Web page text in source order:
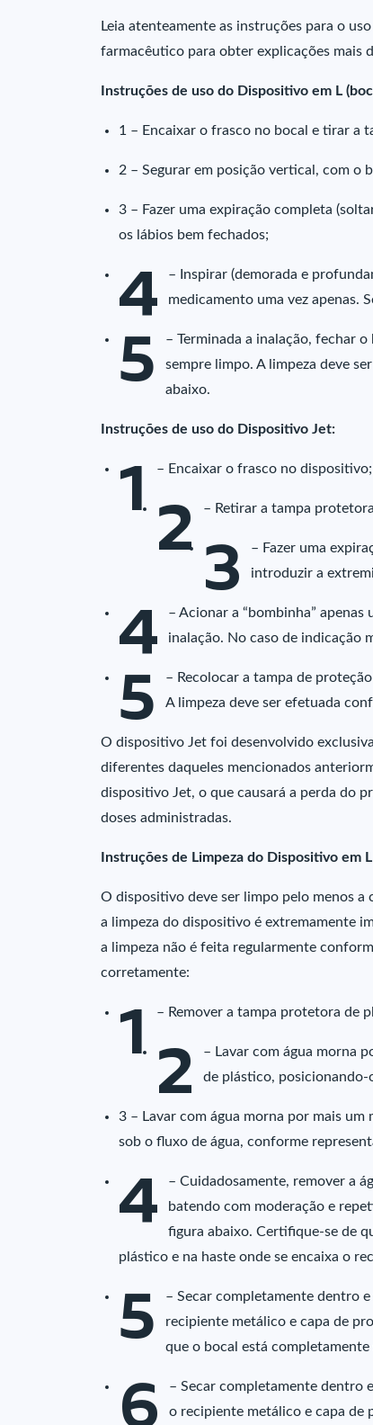
Leia atenteamente as instruções para o
farmacêutico para obter explicações mais
Instruções de uso do Dispositivo em L
1 – Encaixar o frasco no bocal e tirar a
2 – Segurar em posição vertical, com o
3 – Fazer uma expiração completa
os lábios bem fechados;
4
– Inspirar (demorada e
medicamento uma vez apenas.
5
– Terminada a inalação, fechar
sempre limpo. A limpeza deve
abaixo.
Instruções de uso do Dispositivo Jet:
1 – Encaixar o frasco no dispositivo;
2 – Retirar a tampa
3
– Fazer uma
introduzir a
4
– Acionar a “bombinha” apenas
inalação. No caso de indicação
5
– Recolocar a tampa de
A limpeza deve ser efetuada
O dispositivo Jet foi desenvolvido
diferentes daqueles mencionados
dispositivo Jet, o que causará a perda do
doses administradas.
Instruções de Limpeza do Dispositivo em
O dispositivo deve ser limpo pelo menos
a limpeza do dispositivo é extremamente
a limpeza não é feita regularmente
corretamente:
1 – Remover a tampa protetora de
2
– Lavar com água morna
de plástico, posicionando-
3 – Lavar com água morna por mais
sob o fluxo de água, conforme
4
– Cuidadosamente, remover a
batendo com moderação e
figura abaixo. Certifique-se de
plástico e na haste onde se encaixa o
5
– Secar completamente dentro
recipiente metálico e capa de
que o bocal está completamente
6
– Secar completamente dentro
o recipiente metálico e capa de